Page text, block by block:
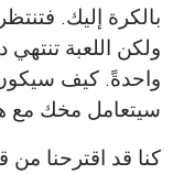
بالكرة إليك.
ولكن اللعبة
واحدةً. كيف سيكون
سيتعامل مخك مع
كنا قد اقترحنا من